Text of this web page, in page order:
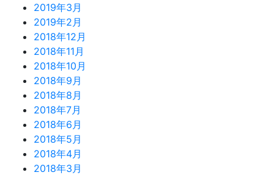
2019年3月
2019年2月
2018年12月
2018年11月
2018年10月
2018年9月
2018年8月
2018年7月
2018年6月
2018年5月
2018年4月
2018年3月